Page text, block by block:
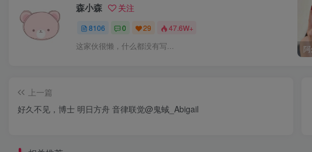
森小森 关注
8106 0 29 47.6W+
这家伙很懒，什么都没有写...
上一篇
好久不见，博士 明日方舟 音律联觉@鬼蜮_Abigail